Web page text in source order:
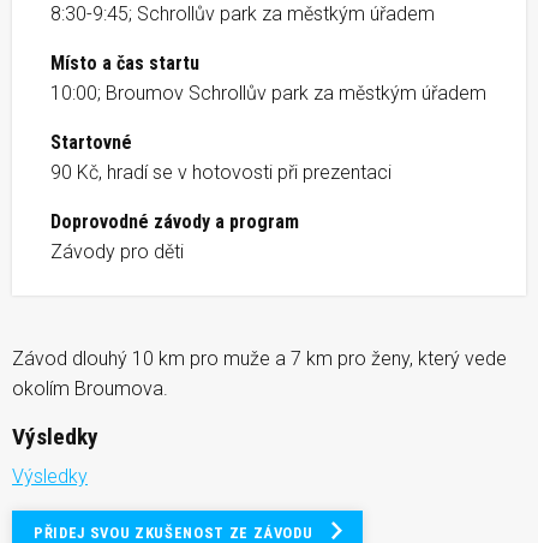
8:30-9:45; Schrollův park za městkým úřadem
Místo a čas startu
10:00; Broumov Schrollův park za městkým úřadem
Startovné
90 Kč, hradí se v hotovosti při prezentaci
Doprovodné závody a program
Závody pro děti
Závod dlouhý 10 km pro muže a 7 km pro ženy, který vede
okolím Broumova.
Výsledky
Výsledky
PŘIDEJ SVOU ZKUŠENOST ZE ZÁVODU